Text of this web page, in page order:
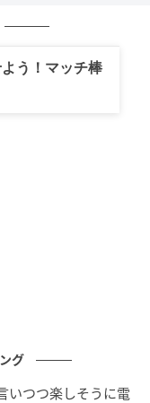
」と信じられな
は私のことを何か
う、というのが
う！マッチ棒
グ
いつつ楽しそうに電